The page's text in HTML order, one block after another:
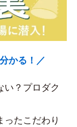
かる！／
い？プロダク
たこだわり